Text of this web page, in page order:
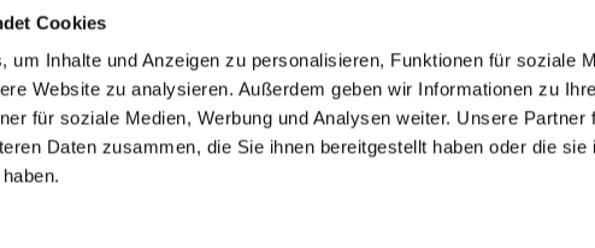
Cookies
um Inhalte und Anzeigen zu personalisieren, Funktionen für soziale
Website zu analysieren. Außerdem geben wir Informationen zu
für soziale Medien, Werbung und Analysen weiter. Unsere Partner
Daten zusammen, die Sie ihnen bereitgestellt haben oder die